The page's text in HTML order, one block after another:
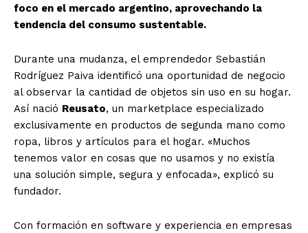
foco en el mercado argentino, aprovechando la
tendencia del consumo sustentable.
Durante una mudanza, el emprendedor Sebastián
Rodríguez Paiva identificó una oportunidad de negocio
al observar la cantidad de objetos sin uso en su hogar.
Así nació Reusato, un marketplace especializado
exclusivamente en productos de segunda mano como
ropa, libros y artículos para el hogar. «Muchos
tenemos valor en cosas que no usamos y no existía
una solución simple, segura y enfocada», explicó su
fundador.
Con formación en software y experiencia en empresas